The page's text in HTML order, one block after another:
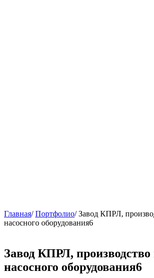
Главная/ Портфолио/ Завод КПРЛ,
насосного оборудования6
Завод КПРЛ,
насосного оборудования6